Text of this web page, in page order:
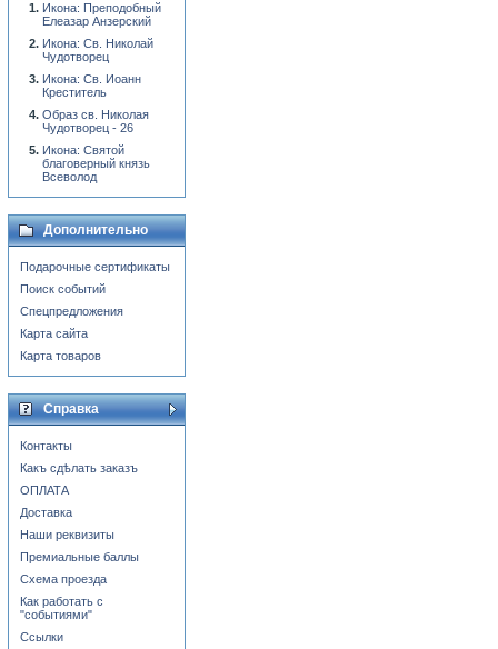
Икона: Преподобный
Елеазар Анзерский
Икона: Св. Николай
Чудотворец
Икона: Св. Иоанн
Креститель
Образ св. Николая
Чудотворец - 26
Икона: Святой
благоверный князь
Всеволод
Дополнительно
Подарочные сертификаты
Поиск событий
Спецпредложения
Карта сайта
Карта товаров
Справка
Контакты
Какъ сдѣлать заказъ
ОПЛАТА
Доставка
Наши реквизиты
Премиальные баллы
Схема проезда
Как работать с
"событиями"
Ссылки